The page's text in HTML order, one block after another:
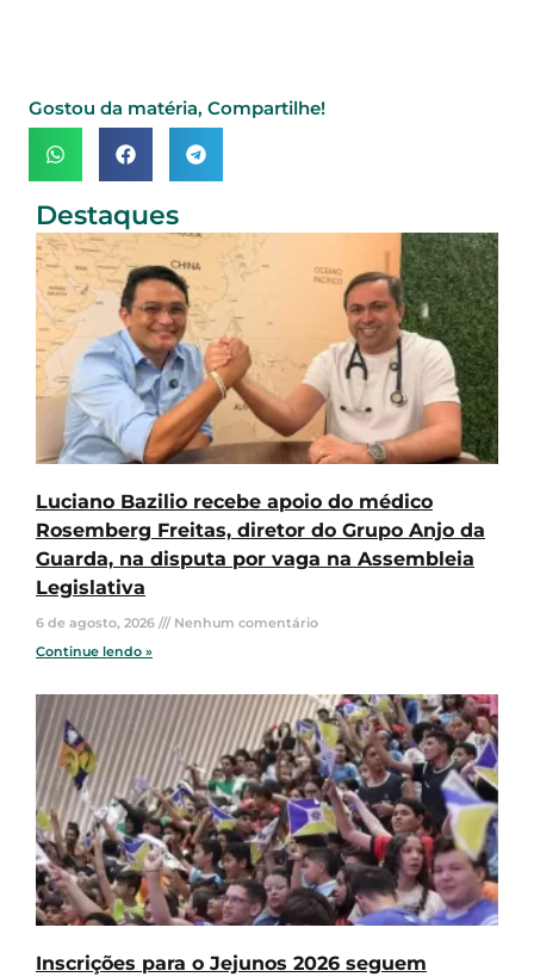
Gostou da matéria, Compartilhe!
Destaques
Luciano Bazilio recebe apoio do médico
Rosemberg Freitas, diretor do Grupo Anjo da
Guarda, na disputa por vaga na Assembleia
Legislativa
6 de agosto, 2026
Nenhum comentário
Continue lendo »
Inscrições para o Jejunos 2026 seguem